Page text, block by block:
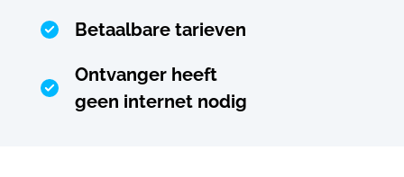
Betaalbare tarieven
Ontvanger heeft
geen internet nodig